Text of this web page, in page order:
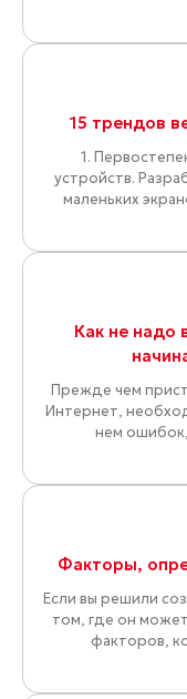
15 трендов
1.
устройств.
маленьких
Как не надо
Прежде чем
Интернет,
нем
Факторы,
Если вы решили
том, где он
факторов,